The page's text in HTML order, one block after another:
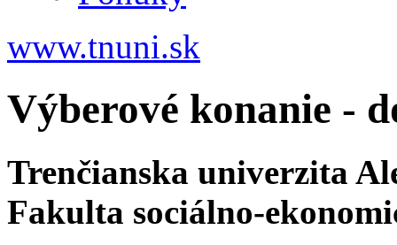
www.tnuni.sk
Výberové konanie -
Trenčianska univerzita
Fakulta sociálno-